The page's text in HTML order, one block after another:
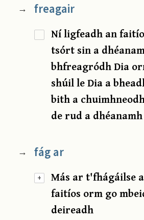
→ freagair
Ní ligfeadh an
tsórt sin a
bhfreagródh Dia
shúil le Dia a
bith a
de rud a
+
→ fág ar
Más ar t'fhágáilse
faitíos orm go
deireadh